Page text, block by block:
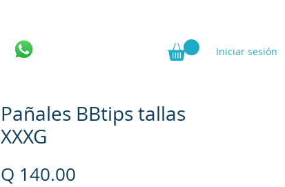
Iniciar sesión
Pañales BBtips tallas
XXXG
Q 140.00